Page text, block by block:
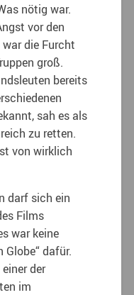
nötig war.
vor den
die Furcht
groß.
bereits
sah es als
zu retten.
von wirklich
darf sich ein
Films
war keine
Globe“ dafür.
der
im